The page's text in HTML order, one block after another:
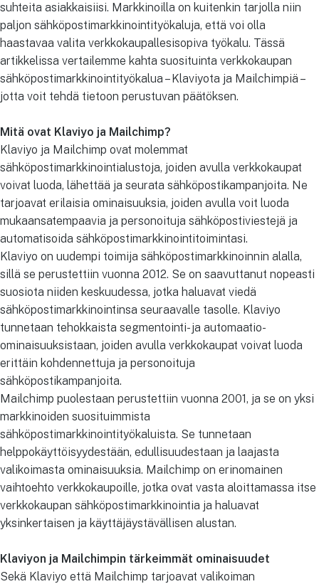
suhteita asiakkaisiisi. Markkinoilla on kuitenkin tarjolla niin
paljon sähköpostimarkkinointityökaluja, että voi olla
haastavaa valita verkkokaupallesisopiva työkalu. Tässä
artikkelissa vertailemme kahta suosituinta verkkokaupan
sähköpostimarkkinointityökalua – Klaviyota ja Mailchimpiä –
jotta voit tehdä tietoon perustuvan päätöksen.
Mitä ovat Klaviyo ja Mailchimp?
Klaviyo ja Mailchimp ovat molemmat
sähköpostimarkkinointialustoja, joiden avulla verkkokaupat
voivat luoda, lähettää ja seurata sähköpostikampanjoita. Ne
tarjoavat erilaisia ominaisuuksia, joiden avulla voit luoda
mukaansatempaavia ja personoituja sähköpostiviestejä ja
automatisoida sähköpostimarkkinointitoimintasi.
Klaviyo on uudempi toimija sähköpostimarkkinoinnin alalla,
sillä se perustettiin vuonna 2012. Se on saavuttanut nopeasti
suosiota niiden keskuudessa, jotka haluavat viedä
sähköpostimarkkinointinsa seuraavalle tasolle. Klaviyo
tunnetaan tehokkaista segmentointi- ja automaatio-
ominaisuuksistaan, joiden avulla verkkokaupat voivat luoda
erittäin kohdennettuja ja personoituja
sähköpostikampanjoita.
Mailchimp puolestaan perustettiin vuonna 2001, ja se on yksi
markkinoiden suosituimmista
sähköpostimarkkinointityökaluista. Se tunnetaan
helppokäyttöisyydestään, edullisuudestaan ja laajasta
valikoimasta ominaisuuksia. Mailchimp on erinomainen
vaihtoehto verkkokaupoille, jotka ovat vasta aloittamassa itse
verkkokaupan sähköpostimarkkinointia ja haluavat
yksinkertaisen ja käyttäjäystävällisen alustan.
Klaviyon ja Mailchimpin tärkeimmät ominaisuudet
Sekä Klaviyo että Mailchimp tarjoavat valikoiman